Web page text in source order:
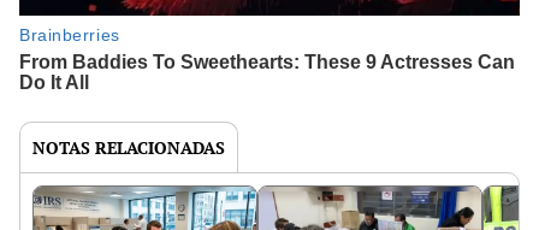
NOTAS RELACIONADAS